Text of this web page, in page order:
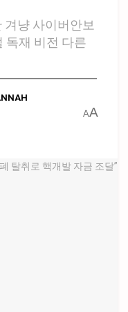
겨냥 사이버안보
독재 비전 다른
AA